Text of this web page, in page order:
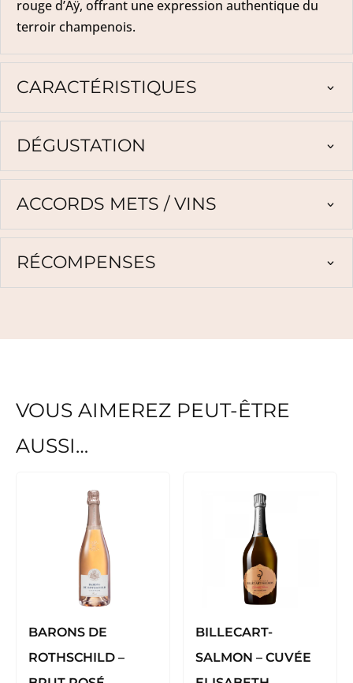
rouge d’Aÿ, offrant une expression authentique du
terroir champenois.
CARACTÉRISTIQUES
DÉGUSTATION
ACCORDS METS / VINS
RÉCOMPENSES
VOUS AIMEREZ PEUT-ÊTRE
AUSSI…
BARONS DE
ROTHSCHILD –
BILLECART-
SALMON – CUVÉE